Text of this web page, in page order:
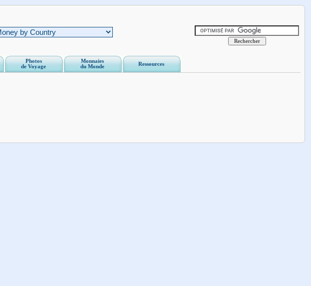
Photos
de Voyage
Monnaies
du Monde
Ressources